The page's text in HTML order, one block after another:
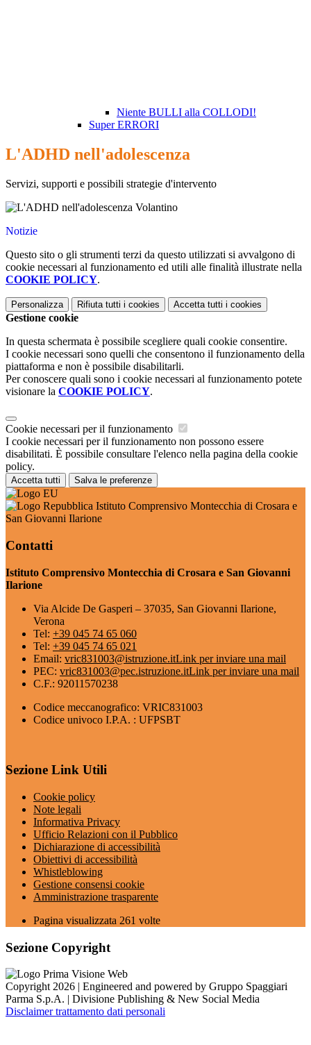
Niente BULLI alla COLLODI!
Super ERRORI
L'ADHD nell'adolescenza
Servizi, supporti e possibili strategie d'intervento
Notizie
Questo sito o gli strumenti terzi da questo utilizzati si avvalgono di
cookie necessari al funzionamento ed utili alle finalità illustrate nella
COOKIE POLICY.
Personalizza Rifiuta tutti i cookies Accetta tutti i cookies
Gestione cookie
In questa schermata è possibile scegliere quali cookie consentire.
I cookie necessari sono quelli che consentono il funzionamento della
piattaforma e non è possibile disabilitarli.
Per conoscere quali sono i cookie necessari al funzionamento potete
visionare la COOKIE POLICY.
Cookie necessari per il funzionamento
I cookie necessari per il funzionamento non possono essere
disabilitati. È possibile consultare l'elenco nella pagina della cookie
policy.
Accetta tutti Salva le preferenze
Istituto Comprensivo Montecchia di Crosara e
San Giovanni Ilarione
Contatti
Istituto Comprensivo Montecchia di Crosara e San Giovanni
Ilarione
Via Alcide De Gasperi – 37035, San Giovanni Ilarione,
Verona
Tel: +39 045 74 65 060
Tel: +39 045 74 65 021
Email: vric831003@istruzione.itLink per inviare una mail
PEC: vric831003@pec.istruzione.itLink per inviare una mail
C.F.: 92011570238
Codice meccanografico: VRIC831003
Codice univoco I.P.A. : UFPSBT
Sezione Link Utili
Cookie policy
Note legali
Informativa Privacy
Ufficio Relazioni con il Pubblico
Dichiarazione di accessibilità
Obiettivi di accessibilità
Whistleblowing
Gestione consensi cookie
Amministrazione trasparente
Pagina visualizzata 261 volte
Sezione Copyright
Copyright 2026 | Engineered and powered by Gruppo Spaggiari
Parma S.p.A. | Divisione Publishing & New Social Media
Disclaimer trattamento dati personali